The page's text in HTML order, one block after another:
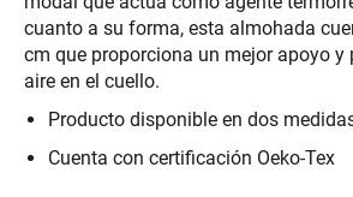
cuanto a su forma, esta almohada
cm que proporciona un mejor apoyo y
aire en el cuello.
Producto disponible en dos
Cuenta con certificación Oeko-Tex
con Forro
S/ 69.90S/ 59.40
Bandejas
119 cm
S/ 169.00
Comoda Bambú con Puertas 80
x 33 x 80 cm